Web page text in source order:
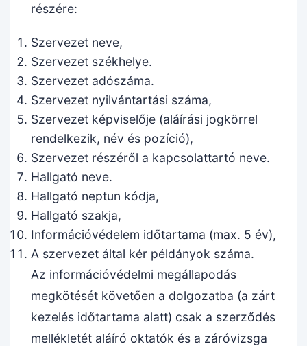
részére:
Szervezet neve,
Szervezet székhelye.
Szervezet adószáma.
Szervezet nyilvántartási száma,
Szervezet képviselője (aláírási jogkörrel
rendelkezik, név és pozíció),
Szervezet részéről a kapcsolattartó neve.
Hallgató neve.
Hallgató neptun kódja,
Hallgató szakja,
Információvédelem időtartama (max. 5 év),
A szervezet által kér példányok száma.
Az információvédelmi megállapodás
megkötését követően a dolgozatba (a zárt
kezelés időtartama alatt) csak a szerződés
mellékletét aláíró oktatók és a záróvizsga